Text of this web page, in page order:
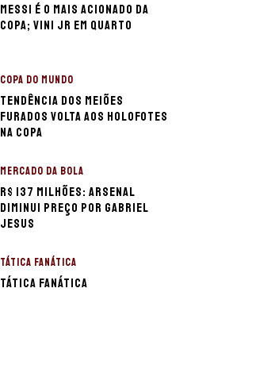
Messi é o mais acionado da
Copa; Vini Jr em quarto
COPA DO MUNDO
Tendência dos meiões
furados volta aos holofotes
na Copa
MERCADO DA BOLA
R$ 137 milhões: Arsenal
diminui preço por Gabriel
Jesus
TÁTICA FANÁTICA
Tática Fanática